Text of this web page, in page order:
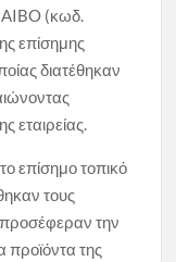
(κωδ.
επίσημης
διατέθηκαν
εταιρείας.
επίσημο τοπικό
τους
προσέφεραν την
προϊόντα της